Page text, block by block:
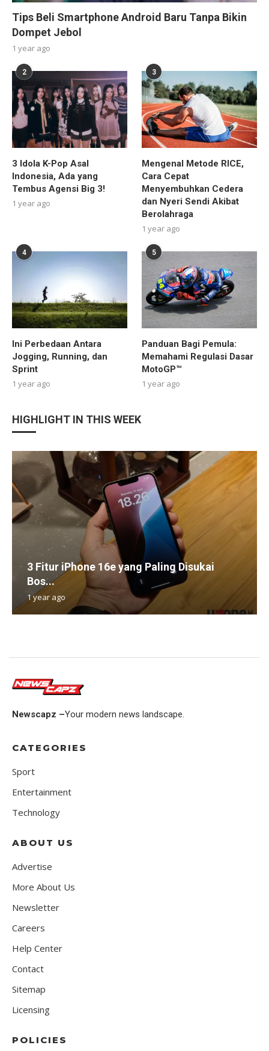
Tips Beli Smartphone Android Baru Tanpa Bikin
Dompet Jebol
1 year ago
2
3 Idola K-Pop Asal
Indonesia, Ada yang
Tembus Agensi Big 3!
1 year ago
3
Mengenal Metode RICE,
Cara Cepat
Menyembuhkan Cedera
dan Nyeri Sendi Akibat
Berolahraga
1 year ago
4
Ini Perbedaan Antara
Jogging, Running, dan
Sprint
1 year ago
5
Panduan Bagi Pemula:
Memahami Regulasi Dasar
MotoGP™
1 year ago
HIGHLIGHT IN THIS WEEK
3 Fitur iPhone 16e yang Paling Disukai
Bos...
1 year ago
Newscapz –Your modern news landscape.
CATEGORIES
Sport
Entertainment
Technology
ABOUT US
Advertise
More About Us
Newsletter
Careers
Help Center
Contact
Sitemap
Licensing
POLICIES